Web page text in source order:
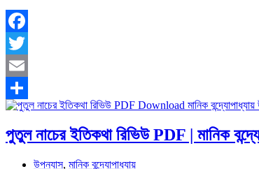
Facebook
Twitter
Email
Share
পুতুল নাচের ইতিকথা রিভিউ PDF | মানিক
উপন্যাস, মানিক বন্দ্যোপাধ্যায়